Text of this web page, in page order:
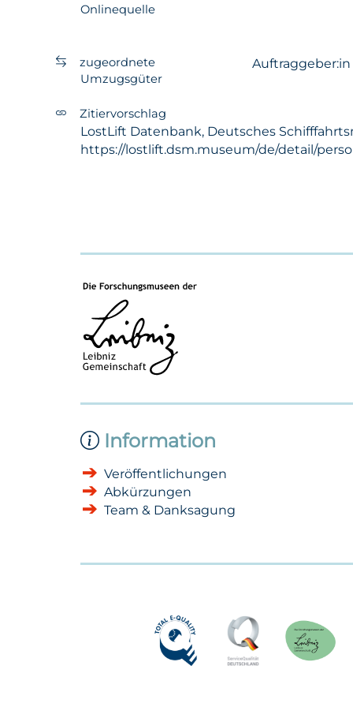
Onlinequelle
zugeordnete
Umzugsgüter
Zitiervorschlag
LostLift Datenbank, Deutsches
https://lostlift.dsm.museum/de/detail/
Information
Veröffentlichungen
Abkürzungen
Team & Danksagung